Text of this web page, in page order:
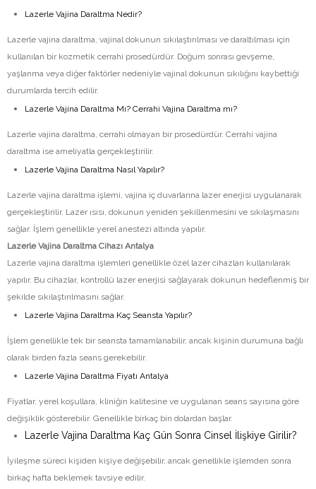
Lazerle Vajina Daraltma Nedir?
Lazerle vajina daraltma, vajinal dokunun sıkılaştırılması ve daraltılması için
kullanılan bir kozmetik cerrahi prosedürdür. Doğum sonrası gevşeme,
yaşlanma veya diğer faktörler nedeniyle vajinal dokunun sıkılığını kaybettiği
durumlarda tercih edilir.
Lazerle Vajina Daraltma Mı? Cerrahi Vajina Daraltma mı?
Lazerle vajina daraltma, cerrahi olmayan bir prosedürdür. Cerrahi vajina
daraltma ise ameliyatla gerçekleştirilir.
Lazerle Vajina Daraltma Nasıl Yapılır?
Lazerle vajina daraltma işlemi, vajina iç duvarlarına lazer enerjisi uygulanarak
gerçekleştirilir. Lazer ısısı, dokunun yeniden şekillenmesini ve sıkılaşmasını
sağlar. İşlem genellikle yerel anestezi altında yapılır.
Lazerle Vajina Daraltma Cihazı Antalya
Lazerle vajina daraltma işlemleri genellikle özel lazer cihazları kullanılarak
yapılır. Bu cihazlar, kontrollü lazer enerjisi sağlayarak dokunun hedeflenmiş bir
şekilde sıkılaştırılmasını sağlar.
Lazerle Vajina Daraltma Kaç Seansta Yapılır?
İşlem genellikle tek bir seansta tamamlanabilir, ancak kişinin durumuna bağlı
olarak birden fazla seans gerekebilir.
Lazerle Vajina Daraltma Fiyatı Antalya
Fiyatlar, yerel koşullara, kliniğin kalitesine ve uygulanan seans sayısına göre
değişiklik gösterebilir. Genellikle birkaç bin dolardan başlar.
Lazerle Vajina Daraltma Kaç Gün Sonra Cinsel İlişkiye Girilir?
İyileşme süreci kişiden kişiye değişebilir, ancak genellikle işlemden sonra
birkaç hafta beklemek tavsiye edilir.